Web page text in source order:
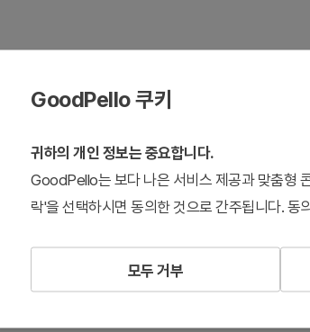
을 담은 비즈니스 발표 표지를 제공합니다. 슬라이
끌고 프레젠테이션의 주제를 한눈에 제시할 수 있도
입니다. 이 슬라이드는 이동하는 흐름과 연결감을
서 아이디어와 비전을 명확히 전달하기 위해 활용
GoodPello 쿠키
귀하의 개인 정보는 중요합니다.
GoodPello는 보다 나은 서비스 제공과 맞춤형
락'을 선택하시면 동의한 것으로 간주됩니다. 동
모두 거부